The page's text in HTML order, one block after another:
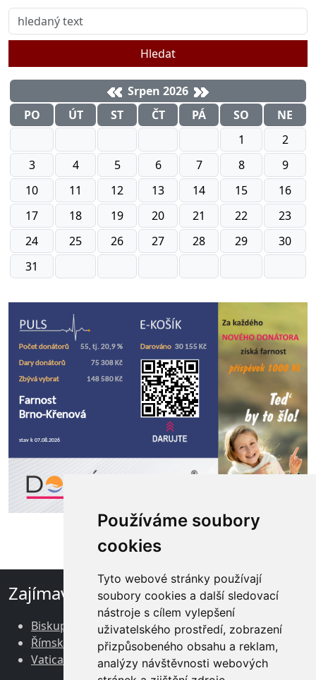
Používáme soubory
cookies
Tyto webové stránky používají
soubory cookies a další sledovací
nástroje s cílem vylepšení
uživatelského prostředí, zobrazení
přizpůsobeného obsahu a reklam,
analýzy návštěvnosti webových
Hledat
Srpen 2026
PO
ÚT ST ČT PÁ SO
NE
1
2
3
4 5 6 7 8
9
10
11 12 13 14 15
16
17
18 19 20 21 22
23
24
25 26 27 28 29
30
31
Zajímavé odkazy
Biskupství brněnské
Římskokatolická církev v ČR
Vatican News